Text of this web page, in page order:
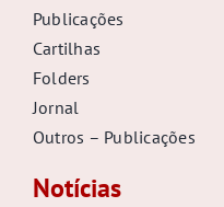
Publicações
Cartilhas
Folders
Jornal
Outros – Publicações
Notícias